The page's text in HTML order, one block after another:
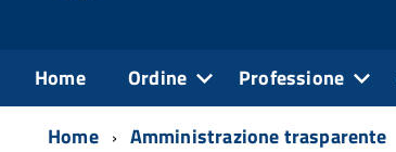
Home Ordine Professione
Home Amministrazione trasparente